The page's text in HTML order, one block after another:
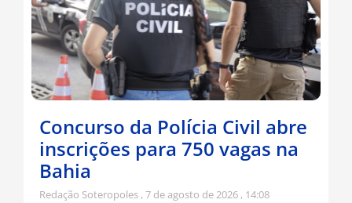
Concurso da Polícia Civil abre
inscrições para 750 vagas na
Bahia
Redação Soteropoles 7 de agosto de 2026 14:08